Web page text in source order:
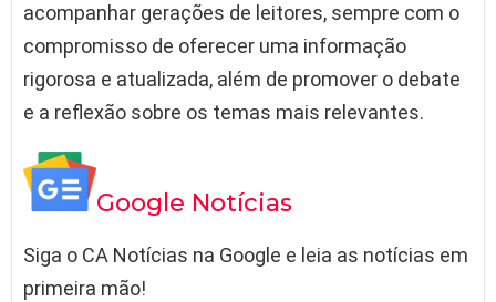
acompanhar gerações de leitores, sempre com o
compromisso de oferecer uma informação
rigorosa e atualizada, além de promover o debate
e a reflexão sobre os temas mais relevantes.
Google Notícias
Siga o CA Notícias na Google e leia as notícias em
primeira mão!